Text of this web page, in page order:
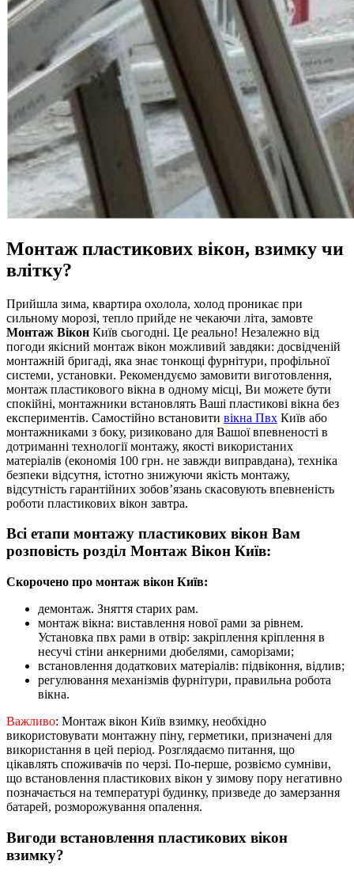
Монтаж пластикових вікон, взимку чи
влітку?
Прийшла зима, квартира охолола, холод проникає при
сильному морозі, тепло прийде не чекаючи літа, замовте
Монтаж Вікон Київ сьогодні. Це реально! Незалежно від
погоди якісний монтаж вікон можливий завдяки: досвідченій
монтажній бригаді, яка знає тонкощі фурнітури, профільної
системи, установки. Рекомендуємо замовити виготовлення,
монтаж пластикового вікна в одному місці, Ви можете бути
спокійні, монтажники встановлять Ваші пластикові вікна без
експериментів. Самостійно встановити вікна Пвх Київ або
монтажниками з боку, ризиковано для Вашої впевненості в
дотриманні технології монтажу, якості використаних
матеріалів (економія 100 грн. не завжди виправдана), техніка
безпеки відсутня, істотно знижуючи якість монтажу,
відсутність гарантійних зобов’язань скасовують впевненість
роботи пластикових вікон завтра.
Всі етапи монтажу пластикових вікон Вам
розповість розділ Монтаж Вікон Київ:
Скорочено про монтаж вікон Київ:
демонтаж. Зняття старих рам.
монтаж вікна: виставлення нової рами за рівнем.
Установка пвх рами в отвір: закріплення кріплення в
несучі стіни анкерними дюбелями, саморізами;
встановлення додаткових матеріалів: підвіконня, відлив;
регулювання механізмів фурнітури, правильна робота
вікна.
Важливо: Монтаж вікон Київ взимку, необхідно
використовувати монтажну піну, герметики, призначені для
використання в цей період. Розглядаємо питання, що
цікавлять споживачів по черзі. По-перше, розвіємо сумніви,
що встановлення пластикових вікон у зимову пору негативно
позначається на температурі будинку, призведе до замерзання
батарей, розморожування опалення.
Вигоди встановлення пластикових вікон
взимку?